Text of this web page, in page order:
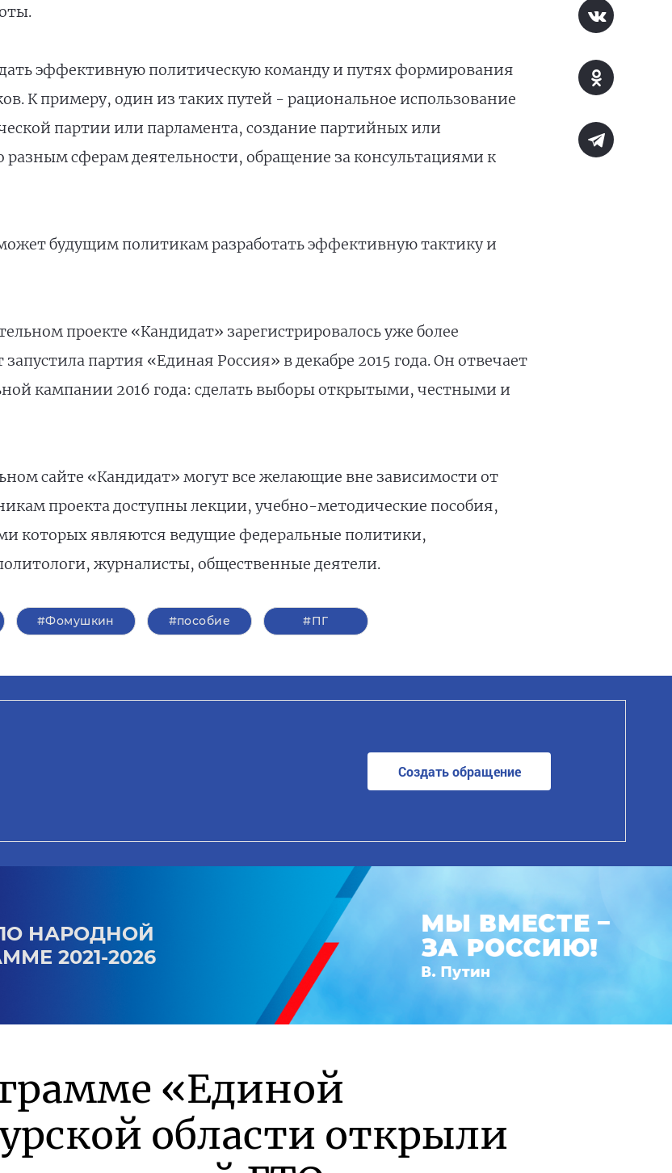
эффективную политическую команду и путях формирования
К примеру, один из таких путей - рациональное использование
партии или парламента, создание партийных или
разным сферам деятельности, обращение за консультациями к
будущим политикам разработать эффективную тактику и
проекте «Кандидат» зарегистрировалось уже более
партия «Единая Россия» в декабре 2015 года. Он отвечает
кампании 2016 года: сделать выборы открытыми, честными и
сайте «Кандидат» могут все желающие вне зависимости от
проекта доступны лекции, учебно-методические пособия,
которых являются ведущие федеральные политики,
журналисты, общественные деятели.
#Фомушкин #пособие #ПГ
Создать обращение
НАРОДНОЙ
2021-2026
«Единой
области открыли